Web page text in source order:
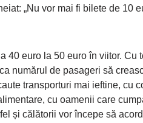
„Nu vor mai fi bilete de 10
40 euro la 50 euro în viitor. Cu
numărul de pasageri să
transporturi mai ieftine, cu
cu oamenii care
și călătorii vor începe să